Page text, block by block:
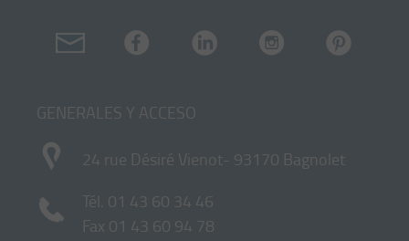
GENERALES Y ACCESO
24 rue Désiré Vienot- 93170 Bagnolet
Tél. 01 43 60 34 46
Fax 01 43 60 94 78